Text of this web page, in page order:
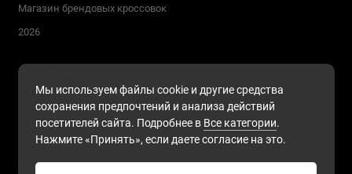
Мы используем файлы cookie и другие средства
сохранения предпочтений и анализа действий
посетителей сайта. Подробнее в Все категории.
Нажмите «Принять», если даете согласие на это.
Магазин брендовых кроссовок
2026
Поддержка
+7 (911) 216-68-91
Будни, с 10.00 до 17.00